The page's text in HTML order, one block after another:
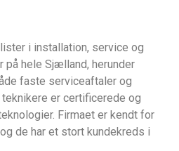
i installation, service og
på hele Sjælland, herunder
faste serviceaftaler og
er certificerede og
Firmaet er kendt for
de har et stort kundekreds i